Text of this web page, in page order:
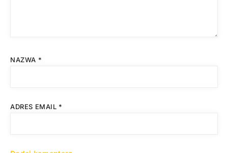
NAZWA *
ADRES EMAIL *